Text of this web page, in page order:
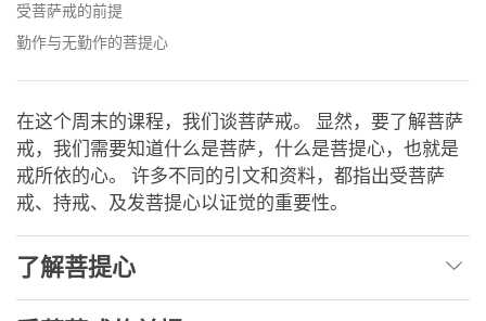
受菩萨戒的前提
勤作与无勤作的菩提心
在这个周末的课程，我们谈菩萨戒。 显然，要了解菩萨
戒，我们需要知道什么是菩萨，什么是菩提心，也就是
戒所依的心。 许多不同的引文和资料，都指出受菩萨
戒、持戒、及发菩提心以证觉的重要性。
了解菩提心